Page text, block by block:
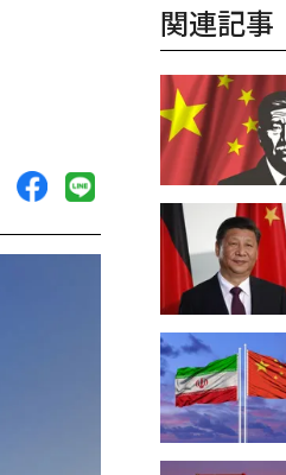
関連記事